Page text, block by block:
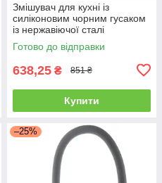
Змішувач для кухні із
силіконовим чорним гусаком
із нержавіючої сталі
CHAMPION SUS-011
REFL.BLACK
Готово до відправки
638,25 ₴ 851 ₴
Купити
–25%